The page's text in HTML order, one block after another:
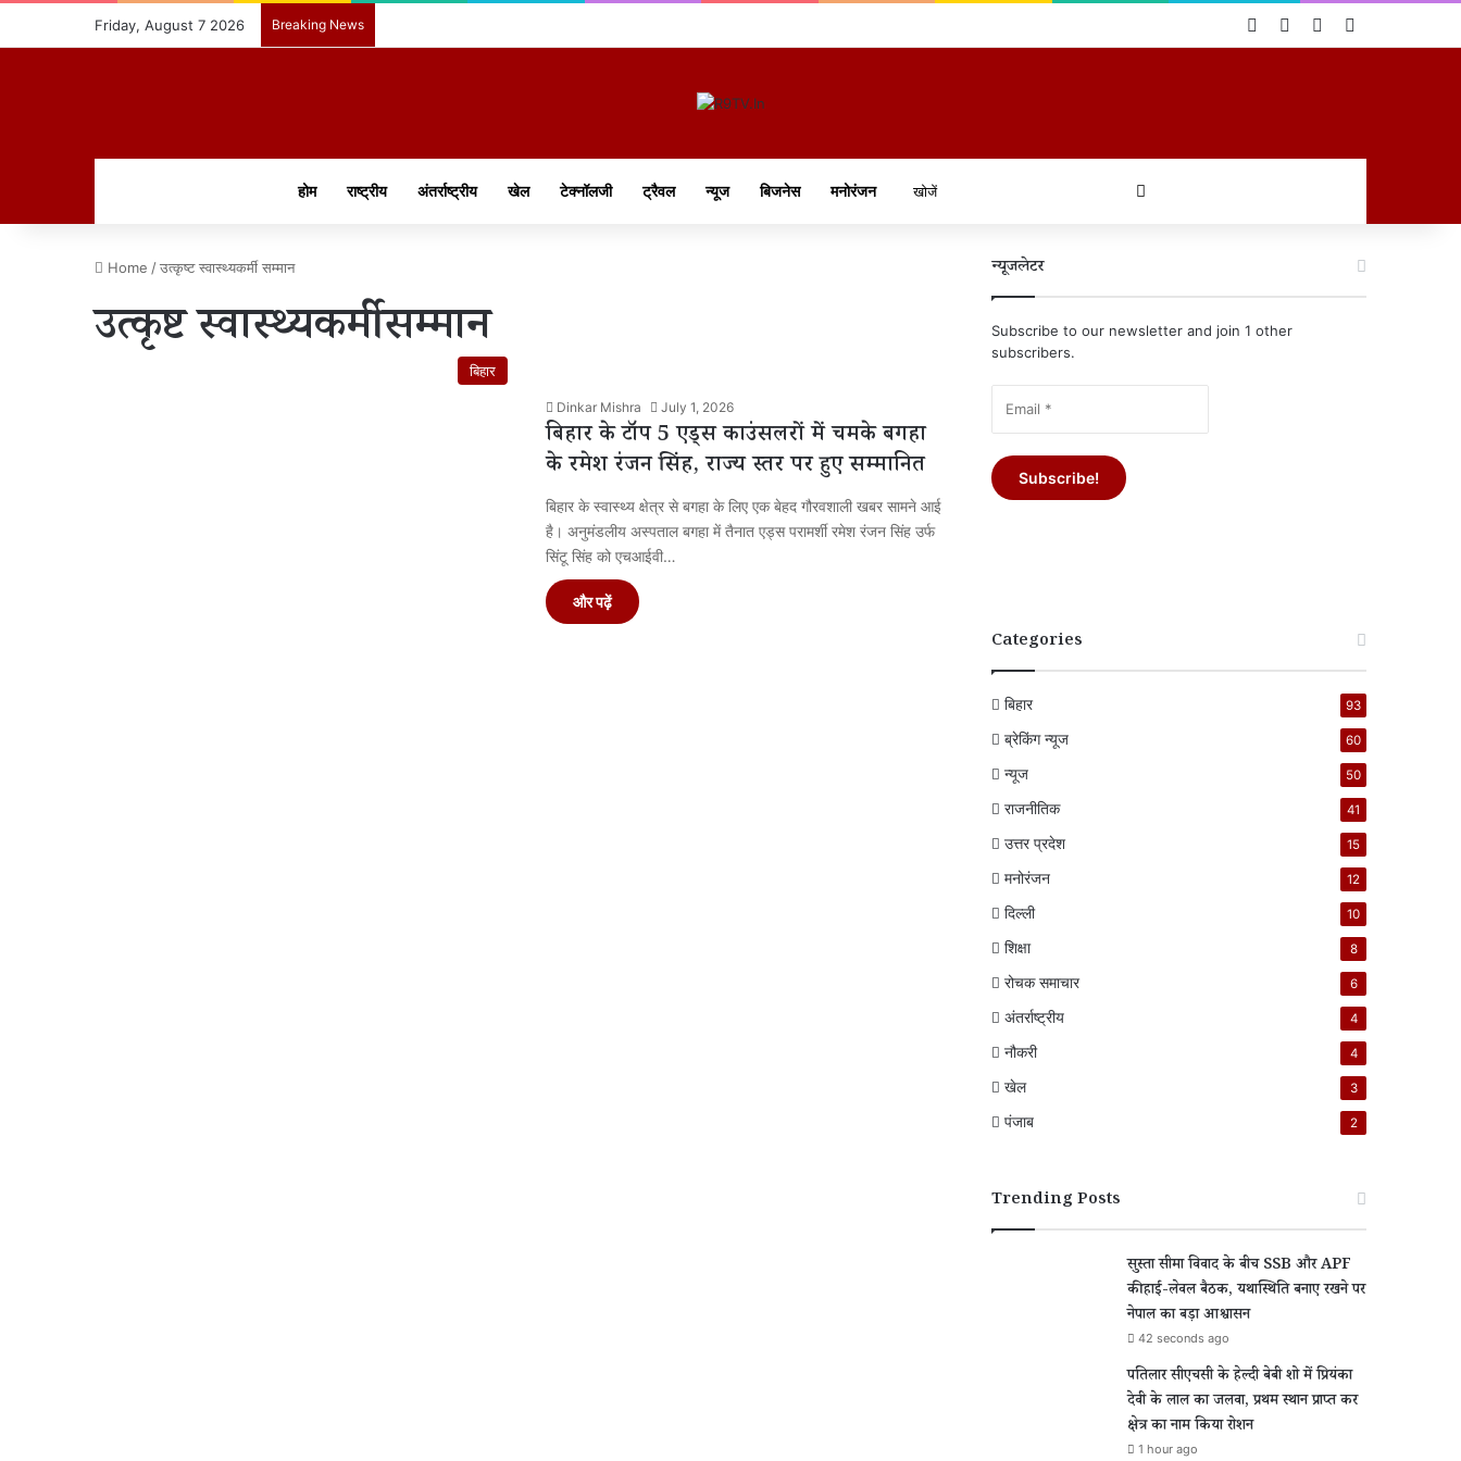
Friday, August 7 2026 Breaking News Log InRandom Article
Sidebar
होम राष्ट्रीय अंतर्राष्ट्रीय खेल टेक्नॉलजी ट्रैवल न्यूज बिजनेस मनोरंजन
Home /उत्कृष्ट स्वास्थ्यकर्मी सम्मान
उत्कृष्ट स्वास्थ्यकर्मी सम्मान
बिहार
Dinkar Mishra July 1, 2026
बिहार के टॉप 5 एड्स काउंसलरों में चमके बगहा
के रमेश रंजन सिंह, राज्य स्तर पर हुए सम्मानित
बिहार के स्वास्थ्य क्षेत्र से बगहा के लिए एक बेहद गौरवशाली खबर सामने आई
है। अनुमंडलीय अस्पताल बगहा में तैनात एड्स परामर्शी रमेश रंजन सिंह उर्फ
सिंटू सिंह को एचआईवी…
और पढ़ें
न्यूजलेटर
Subscribe to our newsletter and join 1 other
subscribers.
Categories
बिहार 93
ब्रेकिंग न्यूज 60
न्यूज 50
राजनीतिक 41
उत्तर प्रदेश 15
मनोरंजन 12
दिल्ली 10
शिक्षा 8
रोचक समाचार 6
अंतर्राष्ट्रीय 4
नौकरी 4
खेल 3
पंजाब 2
Trending Posts
सुस्ता सीमा विवाद के बीच SSB और APF
की हाई-लेवल बैठक, यथास्थिति बनाए रखने पर
नेपाल का बड़ा आश्वासन
42 seconds ago
पतिलार सीएचसी के हेल्दी बेबी शो में प्रियंका
देवी के लाल का जलवा, प्रथम स्थान प्राप्त कर
क्षेत्र का नाम किया रोशन
1 hour ago